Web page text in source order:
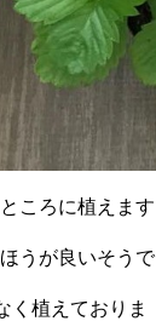
ころに植えます
うが良いそうで
く植えておりま